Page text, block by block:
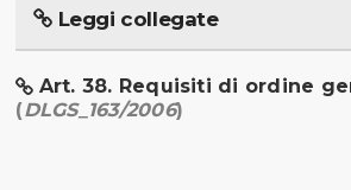
Leggi collegate
Art. 38. Requisiti di ordine
(DLGS_163/2006)